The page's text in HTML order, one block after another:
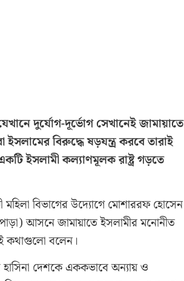
দুর্যোগ-দূর্ভোগ সেখানেই জামায়াতে
বিরুদ্ধে ষড়যন্ত্র করবে তারাই
ইসলামী কল্যাণমূলক রাষ্ট্র গড়তে
মহিলা বিভাগের উদ্যোগে মোশাররফ হোসেন
আসনে জামায়াতে ইসলামীর মনোনীত
কথাগুলো বলেন।
হাসিনা দেশকে এককভাবে অন্যায় ও